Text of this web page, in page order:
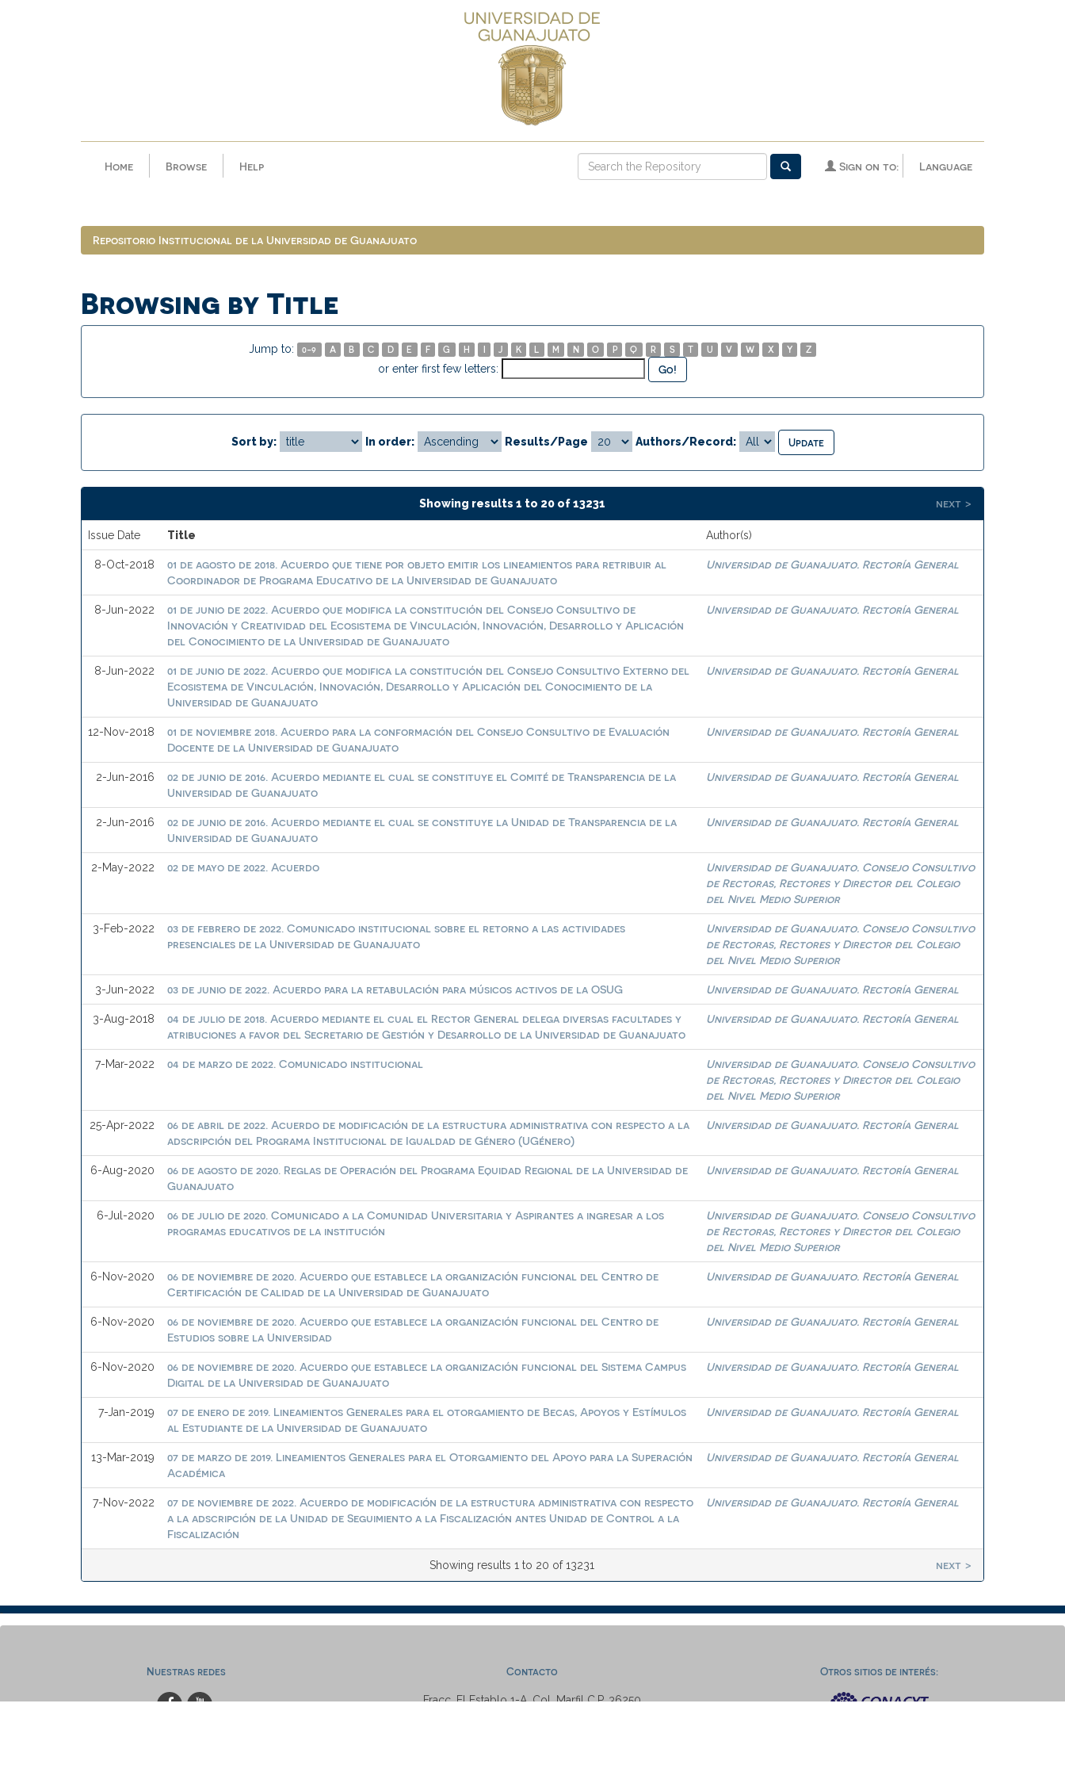
Home Browse Help Language
Sign on to:
Repositorio Institucional de la Universidad de Guanajuato
Browsing by Title
Jump to: 0-9 A B C D E F G H I J K L M N O P Q R S T U V W X Y Z
or enter first few letters:
Sort by: In order: Results/Page Authors/Record:
Showing results 1 to 20 of 13231 next >
Issue Date Title Author(s)
8-Oct-2018
01 de agosto de 2018. Acuerdo que tiene por objeto emitir los lineamientos para retribuir al
Coordinador de Programa Educativo de la Universidad de Guanajuato
Universidad de Guanajuato. Rectoría General
8-Jun-2022
01 de junio de 2022. Acuerdo que modifica la constitución del Consejo Consultivo de
Innovación y Creatividad del Ecosistema de Vinculación, Innovación, Desarrollo y Aplicación
del Conocimiento de la Universidad de Guanajuato
Universidad de Guanajuato. Rectoría General
8-Jun-2022
01 de junio de 2022. Acuerdo que modifica la constitución del Consejo Consultivo Externo del
Ecosistema de Vinculación, Innovación, Desarrollo y Aplicación del Conocimiento de la
Universidad de Guanajuato
Universidad de Guanajuato. Rectoría General
12-Nov-2018
01 de noviembre 2018. Acuerdo para la conformación del Consejo Consultivo de Evaluación
Docente de la Universidad de Guanajuato
Universidad de Guanajuato. Rectoría General
2-Jun-2016
02 de junio de 2016. Acuerdo mediante el cual se constituye el Comité de Transparencia de la
Universidad de Guanajuato
Universidad de Guanajuato. Rectoría General
2-Jun-2016
02 de junio de 2016. Acuerdo mediante el cual se constituye la Unidad de Transparencia de la
Universidad de Guanajuato
Universidad de Guanajuato. Rectoría General
2-May-2022 02 de mayo de 2022. Acuerdo
Universidad de Guanajuato. Consejo Consultivo
de Rectoras, Rectores y Director del Colegio
del Nivel Medio Superior
3-Feb-2022
03 de febrero de 2022. Comunicado institucional sobre el retorno a las actividades
presenciales de la Universidad de Guanajuato
Universidad de Guanajuato. Consejo Consultivo
de Rectoras, Rectores y Director del Colegio
del Nivel Medio Superior
3-Jun-2022 03 de junio de 2022. Acuerdo para la retabulación para músicos activos de la OSUG Universidad de Guanajuato. Rectoría General
3-Aug-2018
04 de julio de 2018. Acuerdo mediante el cual el Rector General delega diversas facultades y
atribuciones a favor del Secretario de Gestión y Desarrollo de la Universidad de Guanajuato
Universidad de Guanajuato. Rectoría General
7-Mar-2022 04 de marzo de 2022. Comunicado institucional
Universidad de Guanajuato. Consejo Consultivo
de Rectoras, Rectores y Director del Colegio
del Nivel Medio Superior
25-Apr-2022
06 de abril de 2022. Acuerdo de modificación de la estructura administrativa con respecto a la
adscripción del Programa Institucional de Igualdad de Género (UGénero)
Universidad de Guanajuato. Rectoría General
6-Aug-2020
06 de agosto de 2020. Reglas de Operación del Programa Equidad Regional de la Universidad de
Guanajuato
Universidad de Guanajuato. Rectoría General
6-Jul-2020
06 de julio de 2020. Comunicado a la Comunidad Universitaria y Aspirantes a ingresar a los
programas educativos de la institución
Universidad de Guanajuato. Consejo Consultivo
de Rectoras, Rectores y Director del Colegio
del Nivel Medio Superior
6-Nov-2020
06 de noviembre de 2020. Acuerdo que establece la organización funcional del Centro de
Certificación de Calidad de la Universidad de Guanajuato
Universidad de Guanajuato. Rectoría General
6-Nov-2020
06 de noviembre de 2020. Acuerdo que establece la organización funcional del Centro de
Estudios sobre la Universidad
Universidad de Guanajuato. Rectoría General
6-Nov-2020
06 de noviembre de 2020. Acuerdo que establece la organización funcional del Sistema Campus
Digital de la Universidad de Guanajuato
Universidad de Guanajuato. Rectoría General
7-Jan-2019
07 de enero de 2019. Lineamientos Generales para el otorgamiento de Becas, Apoyos y Estímulos
al Estudiante de la Universidad de Guanajuato
Universidad de Guanajuato. Rectoría General
13-Mar-2019
07 de marzo de 2019. Lineamientos Generales para el Otorgamiento del Apoyo para la Superación
Académica
Universidad de Guanajuato. Rectoría General
7-Nov-2022
07 de noviembre de 2022. Acuerdo de modificación de la estructura administrativa con respecto
a la adscripción de la Unidad de Seguimiento a la Fiscalización antes Unidad de Control a la
Fiscalización
Universidad de Guanajuato. Rectoría General
Showing results 1 to 20 of 13231 next >
Nuestras redes Contacto
Fracc. El Establo 1-A, Col. Marfil C.P. 36250
Otros sitios de interés: